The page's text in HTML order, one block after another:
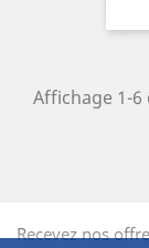
Affichage 1-6
Recevez nos